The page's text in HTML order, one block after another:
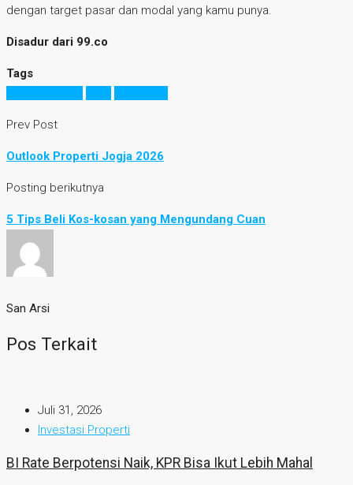
dengan target pasar dan modal yang kamu punya.
Disadur dari 99.co
Tags
Prev Post
Outlook Properti Jogja 2026
Posting berikutnya
5 Tips Beli Kos-kosan yang Mengundang Cuan
San Arsi
Pos Terkait
Juli 31, 2026
Investasi Properti
BI Rate Berpotensi Naik, KPR Bisa Ikut Lebih Mahal